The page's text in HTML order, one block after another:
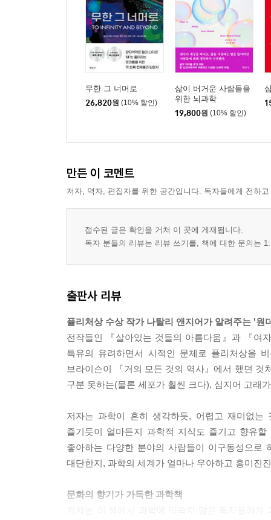
무한 그 너머로
26,820원 (10% 할인)
삶이 버거운 사람들을
위한 뇌과학
19,800원 (10% 할인)
만든 이 코멘트
저자, 역자, 편집자를 위한 공간입니다. 독자들에게 전하
접수된 글은 확인을 거쳐 이 곳에 게재됩니다.
독자 분들의 리뷰는 리뷰 쓰기를, 책에 대한 문의는
출판사 리뷰
퓰리처상 수상 작가 나탈리 앤지어가 알려주는 '원
전작들인 『살아있는 것들의 아름다움』과 『여
특유의 유려하면서 시적인 문체로 퓰리처상을
브라이슨이 『거의 모든 것의 역사』에서 했던
구분 못하는(물론 세포가 훨씬 크다), 심지어 고래
저자는 과학이 흔히 생각하듯, 어렵고 재미없
즐기듯이 얼마든지 과학적 지식도 즐기고 향유
좋아하는 다양한 분야의 사람들이 이구동성으
대단한지, 과학의 세계가 얼마나 우아하고 흥미진
문화의 향기가 가득한 과학책